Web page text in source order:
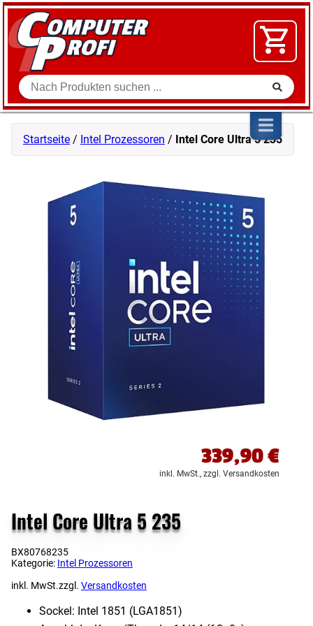
Zum Inhalt springen
Suche
SOFTWARE
VIDEO
SHOP
Startseite / Intel Prozessoren / Intel Core Ultra 5 235
339,90€
inkl. MwSt., zzgl. Versandkosten
Intel Core Ultra 5 235
BX80768235
Kategorie: Intel Prozessoren
inkl. MwSt.zzgl. Versandkosten
Sockel: Intel 1851 (LGA1851)